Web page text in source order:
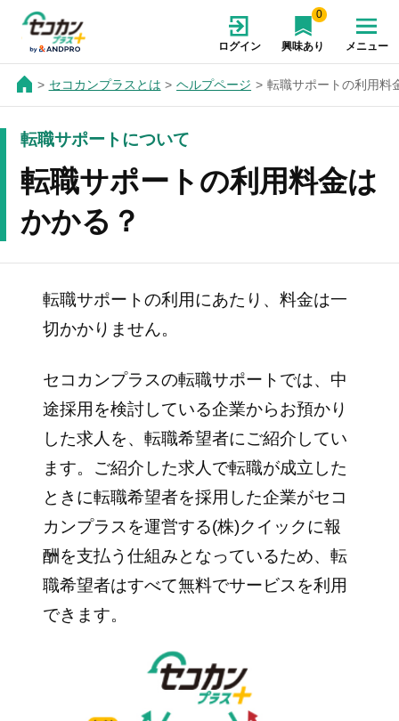
ログイン
0
興味あり メニュー
セコカンプラスとは ヘルプページ 転職サポートの利用料
転職サポートについて
転職サポートの利用料金は
かかる？
転職サポートの利用にあたり、料金は一
切かかりません。
セコカンプラスの転職サポートでは、中
途採用を検討している企業からお預かり
した求人を、転職希望者にご紹介してい
ます。ご紹介した求人で転職が成立した
ときに転職希望者を採用した企業がセコ
カンプラスを運営する(株)クイックに報
酬を支払う仕組みとなっているため、転
職希望者はすべて無料でサービスを利用
できます。